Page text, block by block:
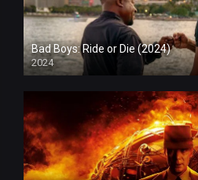
Bad Boys: Ride or Die (2024)
2024